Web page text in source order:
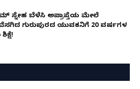
ಸ್ನೇಹ ಬೆಳೆಸಿ ಅಪ್ರಾಪ್ತೆಯ ಮೇಲೆ
ಗುರುಪುರದ ಯುವಕನಿಗೆ 20 ವರ್ಷಗಳ